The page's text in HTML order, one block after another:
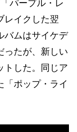
パープル・レ
レイクした翌
バムはサイケデ
ったが、新しい
トした。同じア
「ポップ・ライ